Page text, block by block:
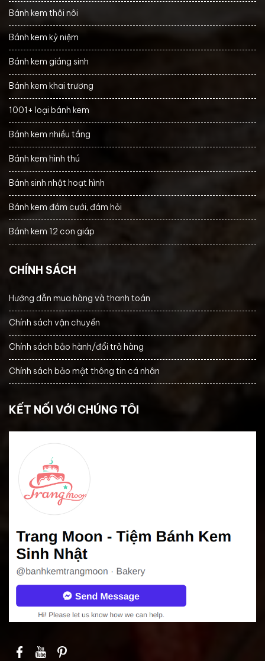
Bánh kem thôi nôi
Bánh kem kỷ niệm
Bánh kem giáng sinh
Bánh kem khai trương
1001+ loại bánh kem
Bánh kem nhiều tầng
Bánh kem hình thú
Bánh sinh nhật hoạt hình
Bánh kem đám cưới, đám hỏi
Bánh kem 12 con giáp
CHÍNH SÁCH
Hướng dẫn mua hàng và thanh toán
Chính sách vận chuyển
Chính sách bảo hành/đổi trả hàng
Chính sách bảo mật thông tin cá nhân
KẾT NỐI VỚI CHÚNG TÔI